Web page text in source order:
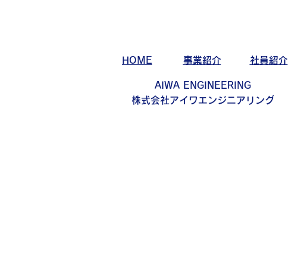
HOME 事業紹介 社員紹介
AIWA ENGINEERING
株式会社アイワエンジニアリング